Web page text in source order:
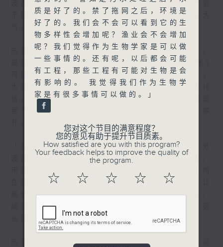
波跟地表、地球大气或海洋，发生变化以后得到
不同的电磁波，这些变化就反映了地表或者是大
气、陆地、海洋的一些特征。」
苏教授将过去累积的经验应用到中国航天事业。
最近，苏教授牵头研制的「天韵相机」于今年5
月随天舟十号货运飞船升空，成功抵达「天宫」
太空站。苏教授说，「天韵相机」可以监测碳排
放，支援国家实现「碳达峰」目标，即是控制温
室气体排放，确保碳排放量在临界点后不再攀
升，然后迈向「碳中和」。
「科大这次牵头研发的天韵相机，是一个在红外
波段对地球拍照的一个仪器，能够对二氧化碳、
甲烷的排放值做精准测量，同时能够把排放源所
在位置做精确定位。 有了这样的资料，能够让
我们知道什么工厂排放了多少，能够对碳达峰、
碳中和的路径提供科学可靠的数据支撑。有了这
些数据，我们才能科学地决策。 」
苏教授参与过多个卫星研究项目，每次见证火箭
质是好了的。禁了拖网之后，环境是
好了的。我们会不会可以看到它的生
物多样性会增加呢？渔业会不会增加
呢？我们觉得作为生物学家是可以做
一些事情的。还有呢，以后都会可能
有工程，那些工程有可能对生物是会
有影响的。 我觉得我们作为生物学
家是有很多事情可以做的。」
您对这个节目的满意程度？
您的意见有助于提升节目质素。
How satisfied are you with this program?
Your feedback helps to improve the quality of
the program.
☆ ☆ ☆ ☆ ☆